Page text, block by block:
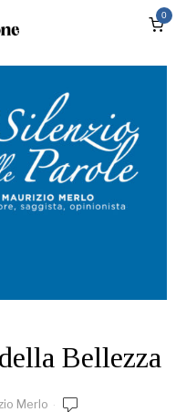
0
Bellezza
Merlo